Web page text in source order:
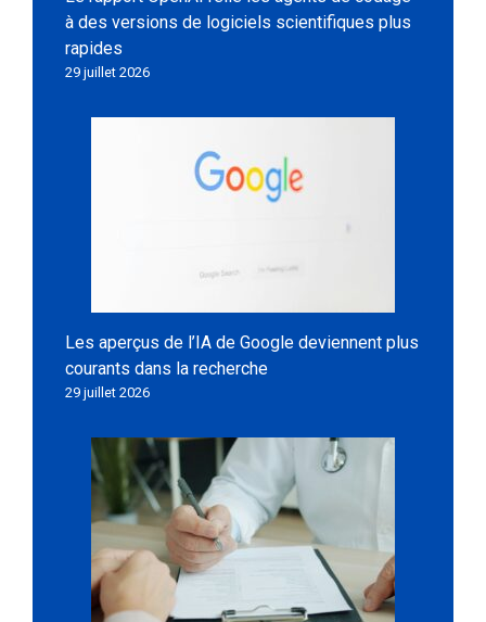
à des versions de logiciels scientifiques plus
rapides
29 juillet 2026
Les aperçus de l’IA de Google deviennent plus
courants dans la recherche
29 juillet 2026